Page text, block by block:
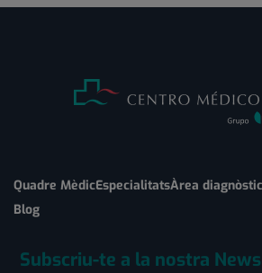
Quadre MèdicEspecialitatsÀrea
Blog
Subscriu-te a la nostra